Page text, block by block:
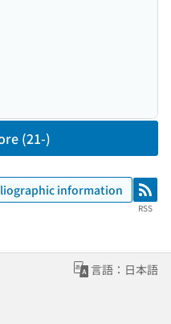
(21-)
information RSS
RSS
言語：日本語